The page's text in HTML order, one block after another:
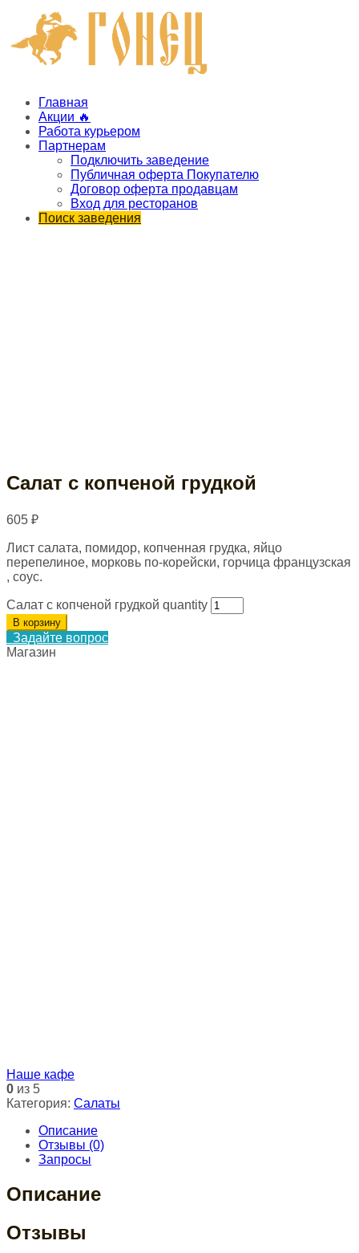
Главная
Акции 🔥
Работа курьером
Партнерам
Подключить заведение
Публичная оферта Покупателю
Договор оферта продавцам
Вход для ресторанов
Поиск заведения
Салат с копченой грудкой
605 ₽
Лист салата, помидор, копченная грудка, яйцо
перепелиное, морковь по-корейски, горчица французская
, соус.
Салат с копченой грудкой quantity
В корзину
Задайте вопрос
Магазин
Наше кафе
0 из 5
Категория: Салаты
Описание
Отзывы (0)
Запросы
Описание
Отзывы